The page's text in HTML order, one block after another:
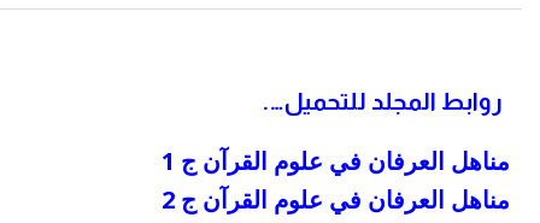
روابط المجلد للتحميل….
مناهل العرفان في علوم القرآن ج 1
مناهل العرفان في علوم القرآن ج 2